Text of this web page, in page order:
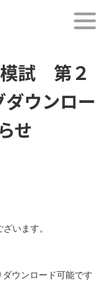
試 第２
ウンロー
せ
います。
ウンロード可能です